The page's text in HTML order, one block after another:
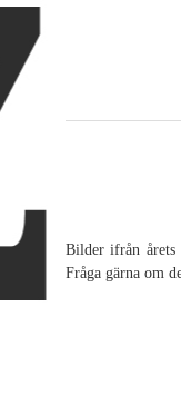
Bilder ifrån årets
Fråga gärna om